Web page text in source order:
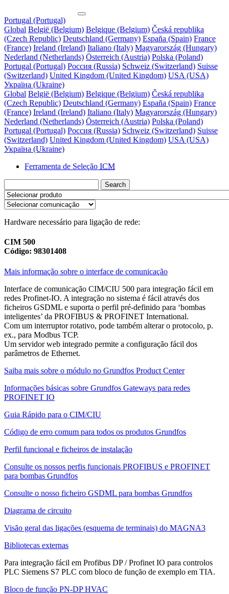
Portugal (Portugal)
Global België (Belgium) Belgique (Belgium) Česká republika
(Czech Republic) Deutschland (Germany) España (Spain) France
(France) Ireland (Ireland) Italiano (Italy) Magyarország (Hungary)
Nederland (Netherlands) Österreich (Austria) Polska (Poland)
Portugal (Portugal) Россия (Russia) Schweiz (Switzerland) Suisse
(Switzerland) United Kingdom (United Kingdom) USA (USA)
Україна (Ukraine)
Global België (Belgium) Belgique (Belgium) Česká republika
(Czech Republic) Deutschland (Germany) España (Spain) France
(France) Ireland (Ireland) Italiano (Italy) Magyarország (Hungary)
Nederland (Netherlands) Österreich (Austria) Polska (Poland)
Portugal (Portugal) Россия (Russia) Schweiz (Switzerland) Suisse
(Switzerland) United Kingdom (United Kingdom) USA (USA)
Україна (Ukraine)
Ferramenta de Seleção ICM
Search
Hardware necessário para ligação de rede:
CIM 500
Código: 98301408
Mais informação sobre o interface de comunicação
Interface de comunicação CIM/CIU 500 para integração fácil em
redes Profinet-IO. A integração no sistema é fácil através dos
ficheiros GSDML e suporta o perfil pré-definido para ‘bombas
inteligentes’ da PROFIBUS & PROFINET International.
Com um interruptor rotativo, pode também alterar o protocolo, p.
ex., para Modbus TCP.
Um servidor web integrado permite a configuração fácil dos
parâmetros de Ethernet.
Saiba mais sobre o módulo no Grundfos Product Center
Informações básicas sobre Grundfos Gateways para redes
PROFINET IO
Guia Rápido para o CIM/CIU
Código de erro comum para todos os produtos Grundfos
Perfil funcional e ficheiros de instalação
Consulte os nossos perfis funcionais PROFIBUS e PROFINET
para bombas Grundfos
Consulte o nosso ficheiro GSDML para bombas Grundfos
Diagrama de circuito
Visão geral das ligações (esquema de terminais) do MAGNA3
Bibliotecas externas
Para integração fácil em Profibus DP / Profinet IO para controlos
PLC Siemens S7 PLC com bloco de função de exemplo em TIA.
Bloco de função PN-DP HVAC